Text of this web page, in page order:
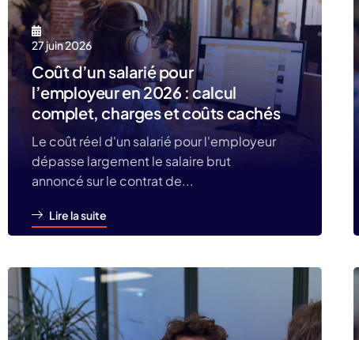
27 juin 2026
Coût d’un salarié pour
l’employeur en 2026 : calcul
complet, charges et coûts cachés
Le coût réel d'un salarié pour l'employeur
dépasse largement le salaire brut
annoncé sur le contrat de...
Lire la suite